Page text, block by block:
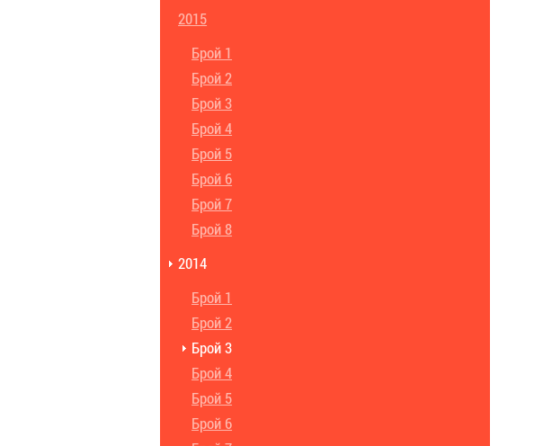
2015
Брой 1
Брой 2
Брой 3
Брой 4
Брой 5
Брой 6
Брой 7
Брой 8
2014
Брой 1
Брой 2
Брой 3
Брой 4
Брой 5
Брой 6